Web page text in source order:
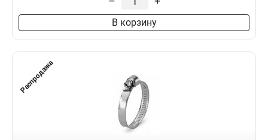
В корзину
Распродажа